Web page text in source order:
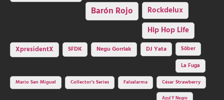
Barón Rojo Rockdelux
Hip Hop Life
XpresidentX SFDK Negu Gorriak DJ Yata
Sôber
La Fuga
Mario San Miguel
Collector's Series Falsalarma César Strawberry
Azul Y Negro